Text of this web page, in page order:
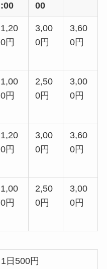
:00
00
1,20
0円
3,00
0円
3,60
0円
1,00
0円
2,50
0円
3,00
0円
1,20
0円
3,00
0円
3,60
0円
1,00
0円
2,50
0円
3,00
0円
1日500円